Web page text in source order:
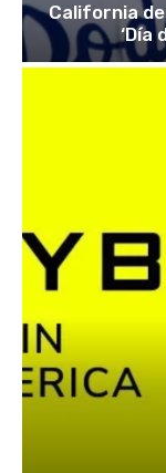
California
‘Día